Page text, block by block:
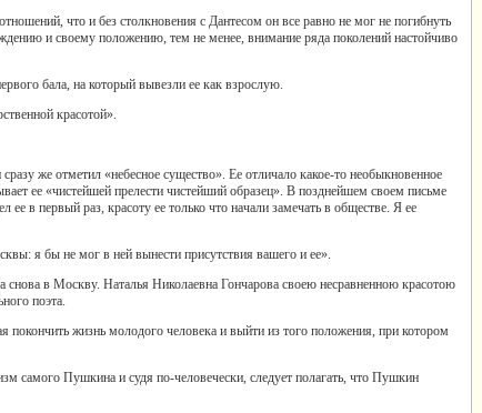
что и без столкновения с Дантесом он все равно не мог не погибнуть
и своему положению, тем не менее, внимание ряда поколений настойчиво
бала, на который вывезли ее как взрослую.
красотой».
же отметил «небесное существо». Ее отличало какое-то необыкновенное
ее «чистейшей прелести чистейший образец». В позднейшем своем письме
в первый раз, красоту ее только что начали замечать в обществе. Я ее
я бы не мог в ней вынести присутствия вашего и ее».
в Москву. Наталья Николаевна Гончарова своею несравненною красотою
поэта.
жизнь молодого человека и выйти из того положения, при котором
самого Пушкина и судя по-человечески, следует полагать, что Пушкин